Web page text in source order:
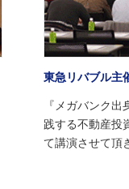
東急リバブル主
『メガバンク
践する不動産投
て講演させて頂